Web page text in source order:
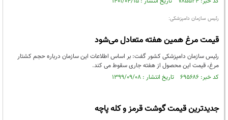
رئیس سازمان دامپزشکی:
قیمت مرغ همین هفته متعادل می‌شود
رئیس سازمان دامپزشکی کشور گفت: بر اساس اطلاعات این سازمان درباره حجم کشتار
مرغ، قیمت این محصول از هفته جاری سقوط می کند.
کد خبر: ۶۹۵۶۸۶ تاریخ انتشار : ۱۳۹۹/۰۹/۰۸
جدیدترین قیمت گوشت قرمز و کله پاچه